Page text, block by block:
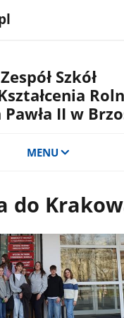
Zespół Szkół
Pawła II w
MENU
do